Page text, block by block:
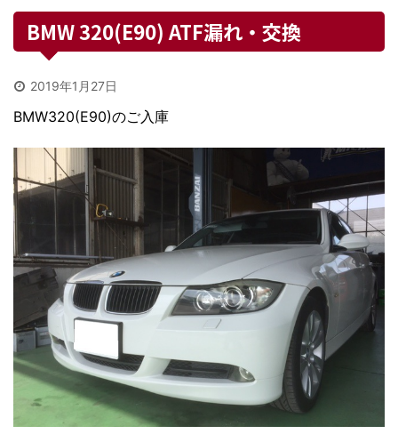
BMW 320(E90) ATF漏れ・交換
2019年1月27日
BMW320(E90)のご入庫